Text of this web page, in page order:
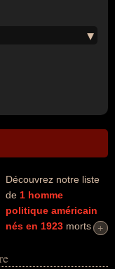
Découvrez notre liste
de 1 homme
politique américain
nés en 1923 morts et
dans les
+
+